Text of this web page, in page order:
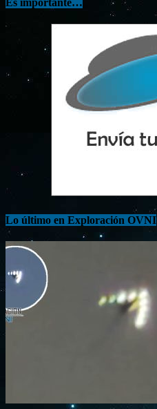
Es importante…
Lo último en Exploración OVNI